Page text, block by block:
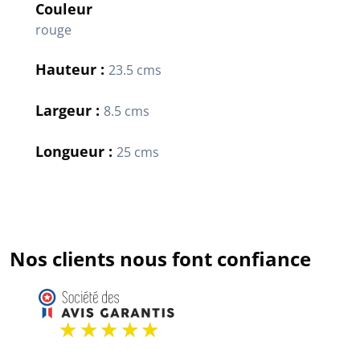
Couleur
rouge
Hauteur : 23.5 cms
Largeur : 8.5 cms
Longueur : 25 cms
Nos clients nous font confiance